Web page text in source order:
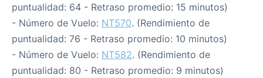
puntualidad: 64 - Retraso promedio: 15 minutos)
- Número de Vuelo: NT570. (Rendimiento de
puntualidad: 76 - Retraso promedio: 10 minutos)
- Número de Vuelo: NT582. (Rendimiento de
puntualidad: 80 - Retraso promedio: 9 minutos)